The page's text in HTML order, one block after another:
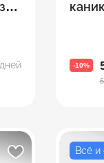
-10%
Всё и